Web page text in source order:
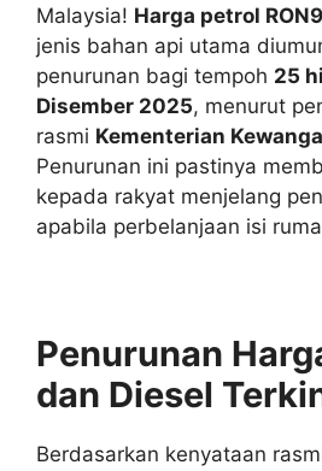
Malaysia! Harga petrol
jenis bahan api utama
penurunan bagi tempoh 25
Disember 2025, menurut
rasmi Kementerian
Penurunan ini pastinya
kepada rakyat menjelang
apabila perbelanjaan isi
Penurunan
dan Diesel
Berdasarkan kenyataan